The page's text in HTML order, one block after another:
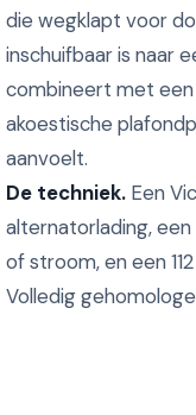
die wegklapt voor
inschuifbaar is naar
combineert met
akoestische
aanvoelt.
De techniek. Een
alternatorlading,
of stroom, en een
Volledig